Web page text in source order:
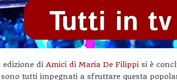
edizione di Amici di Maria De Filippi si è
tutti impegnati a sfruttare questa